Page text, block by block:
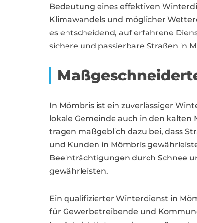
Bedeutung eines effektiven
Klimawandels und möglicher
es entscheidend, auf erfahrene
sichere und passierbare Straßen in
In Mömbris ist ein zuverlässiger
lokale Gemeinde auch in den
tragen maßgeblich dazu bei, dass
und Kunden in Mömbris
Beeinträchtigungen durch Schnee
gewährleisten.
Ein qualifizierter Winterdienst in
für Gewerbetreibende und